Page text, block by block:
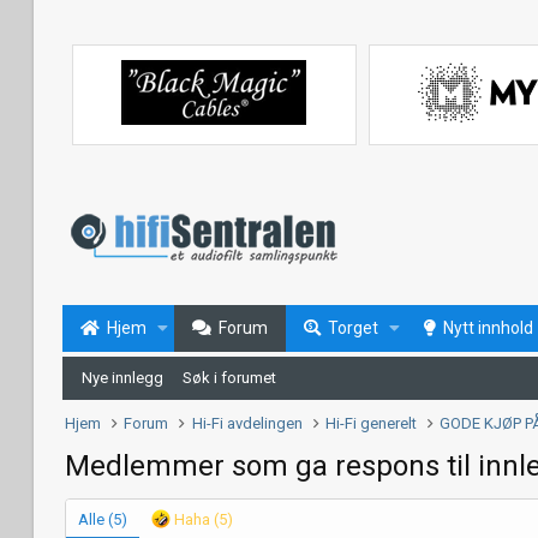
Hjem Forum Torget Nytt innhold
Nye innlegg Søk i forumet
Hjem Forum Hi-Fi avdelingen Hi-Fi generelt GODE KJØP
Medlemmer som ga respons til
Alle (5) Haha (5)